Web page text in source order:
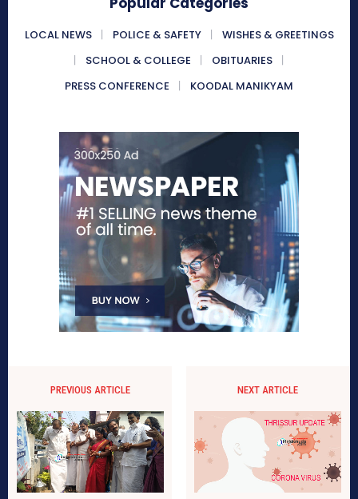
LOCAL NEWS POLICE & SAFETY
WISHES & GREETINGS
SCHOOL & COLLEGE
OBITUARIES
PRESS CONFERENCE
KOODAL MANIKYAM
PREVIOUS ARTICLE NEXT ARTICLE